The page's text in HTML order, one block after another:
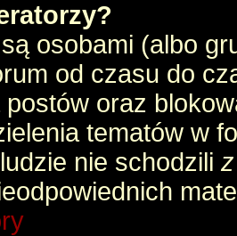
osobami (albo
od czasu do
postów oraz
tematów w
nie schodzili